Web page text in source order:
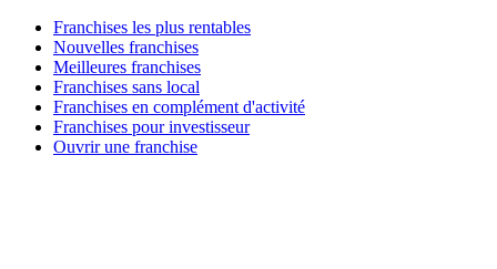
Franchises les plus rentables
Nouvelles franchises
Meilleures franchises
Franchises sans local
Franchises en complément d'activité
Franchises pour investisseur
Ouvrir une franchise